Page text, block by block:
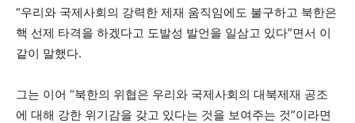
“우리와 국제사회의 강력한 제재 움직임에도 불구하고 북한은
핵 선제 타격을 하겠다고 도발성 발언을 일삼고 있다”면서 이
같이 말했다.
그는 이어 “북한의 위협은 우리와 국제사회의 대북제재 공조
에 대해 강한 위기감을 갖고 있다는 것을 보여주는 것”이라면